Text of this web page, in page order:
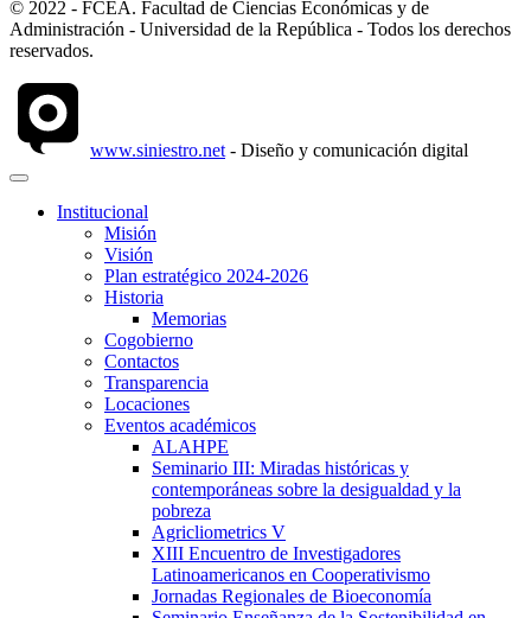
© 2022 - FCEA. Facultad de Ciencias Económicas y de
Administración - Universidad de la República - Todos los derechos
reservados.
www.siniestro.net - Diseño y comunicación digital
Institucional
Misión
Visión
Plan estratégico 2024-2026
Historia
Memorias
Cogobierno
Contactos
Transparencia
Locaciones
Eventos académicos
ALAHPE
Seminario III: Miradas históricas y
contemporáneas sobre la desigualdad y la
pobreza
Agricliometrics V
XIII Encuentro de Investigadores
Latinoamericanos en Cooperativismo
Jornadas Regionales de Bioeconomía